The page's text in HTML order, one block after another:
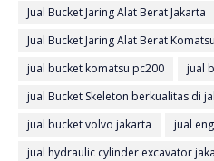
Jual Bucket Jaring Alat Berat Jakarta
Jual Bucket Jaring Alat Berat Komatsu
jual bucket komatsu pc200
jual
jual Bucket Skeleton berkualitas di
jual bucket volvo jakarta
jual
jual hydraulic cylinder excavator